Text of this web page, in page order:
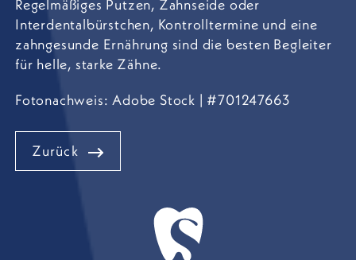
Regelmäßiges Putzen, Zahnseide oder
Interdentalbürstchen, Kontrolltermine und eine
zahngesunde Ernährung sind die besten Begleiter
für helle, starke Zähne.
Fotonachweis: Adobe Stock | #701247663
Zurück